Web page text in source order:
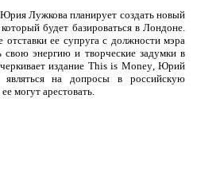
Лужкова планирует создать новый
будет базироваться в Лондоне.
отставки ее супруга с должности мэра
свою энергию и творческие задумки в
издание This is Money, Юрий
на допросы в российскую
могут арестовать.